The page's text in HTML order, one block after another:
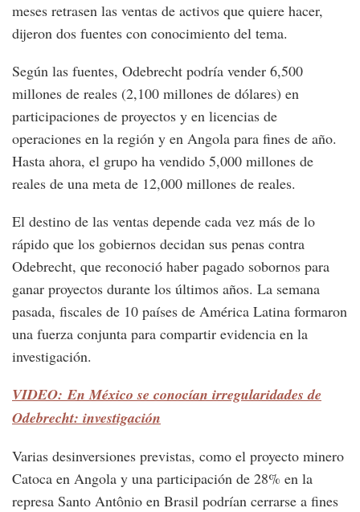
meses retrasen las ventas de activos que quiere hacer,
dijeron dos fuentes con conocimiento del tema.
Según las fuentes, Odebrecht podría vender 6,500
millones de reales (2,100 millones de dólares) en
participaciones de proyectos y en licencias de
operaciones en la región y en Angola para fines de año.
Hasta ahora, el grupo ha vendido 5,000 millones de
reales de una meta de 12,000 millones de reales.
El destino de las ventas depende cada vez más de lo
rápido que los gobiernos decidan sus penas contra
Odebrecht, que reconoció haber pagado sobornos para
ganar proyectos durante los últimos años. La semana
pasada, fiscales de 10 países de América Latina formaron
una fuerza conjunta para compartir evidencia en la
investigación.
VIDEO: En México se conocían irregularidades de
Odebrecht: investigación
Varias desinversiones previstas, como el proyecto minero
Catoca en Angola y una participación de 28% en la
represa Santo Antônio en Brasil podrían cerrarse a fines